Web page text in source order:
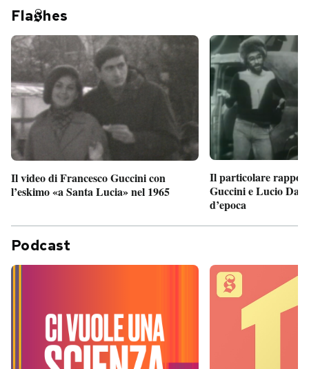
Fla hes
Il video di Francesco Guccini con
l’eskimo «a Santa Lucia» nel 1965
Il particolare
Guccini e Lucio
d’epoca
Podcast